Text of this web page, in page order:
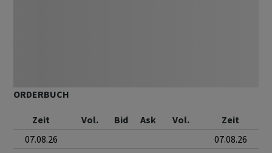
ORDERBUCH
Zeit Vol. Bid Ask Vol.
Zeit
07.08.26
07.08.26